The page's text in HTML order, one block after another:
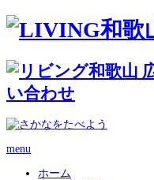
menu
ホーム